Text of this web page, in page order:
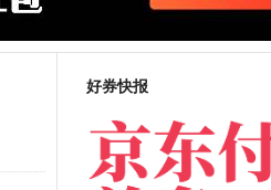
好券快报